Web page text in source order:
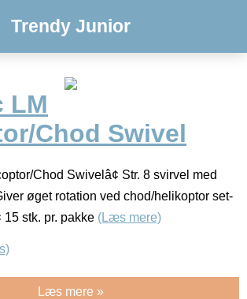
Trendy Junior
LM
Chod Swivel
Chod Swivelâ¢ Str. 8 svirvel med
øget rotation ved chod/helikoptor set-
15 stk. pr. pakke (Læs mere)
Læs mere »